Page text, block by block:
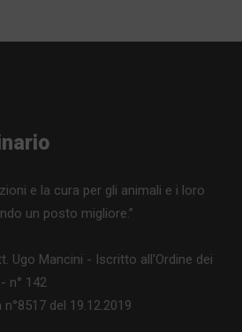
e la cura per gli animali e i loro
un posto migliore.”
Ugo Mancini - Iscritto all'Ordine dei
n° 142
del 19.12.2019